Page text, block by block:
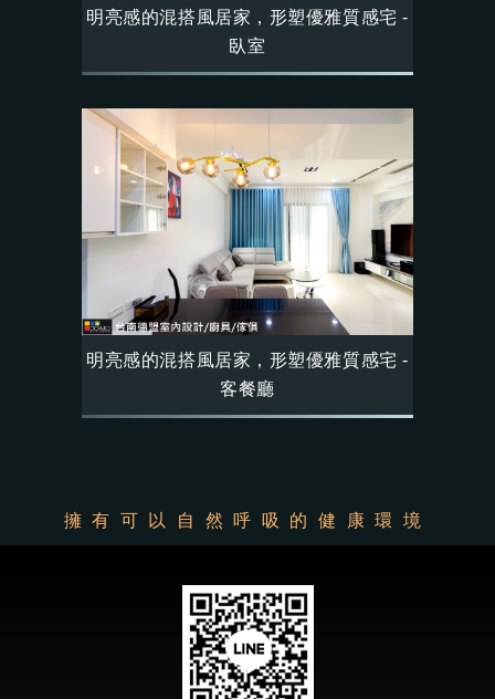
明亮感的混搭風居家，形塑優雅質感宅 -
臥室
明亮感的混搭風居家，形塑優雅質感宅 -
客餐廳